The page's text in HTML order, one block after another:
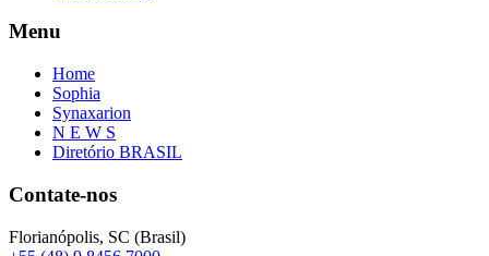
Menu
Home
Sophia
Synaxarion
N E W S
Diretório BRASIL
Contate-nos
Florianópolis, SC (Brasil)